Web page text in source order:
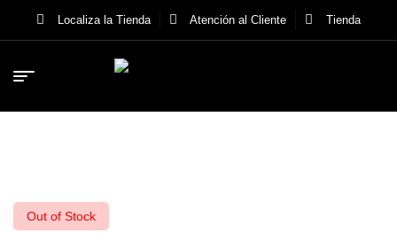
Localiza la Tienda Atención al Cliente Tienda
Out of Stock